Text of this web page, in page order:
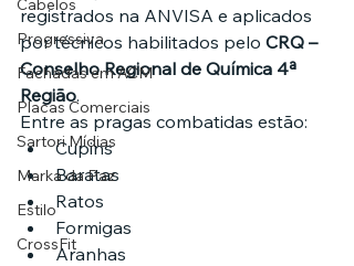
Cabelos
Progressiva
Fachadas em ACM
Placas Comerciais
Sartori Mídias
Marka da Paz
Estilo
CrossFit
registrados na ANVISA e aplicados
por técnicos habilitados pelo CRQ –
Conselho Regional de Química 4ª
Região.
Entre as pragas combatidas estão:
Cupins
Baratas
Ratos
Formigas
Aranhas